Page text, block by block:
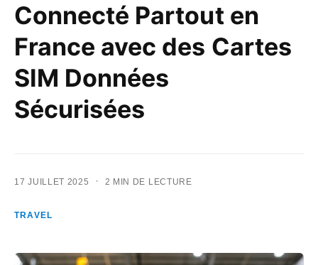
Connecté Partout en
France avec des Cartes
SIM Données
Sécurisées
17 JUILLET 2025 · 2 MIN DE LECTURE
TRAVEL